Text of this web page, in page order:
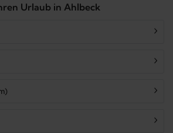
Urlaub in Ahlbeck